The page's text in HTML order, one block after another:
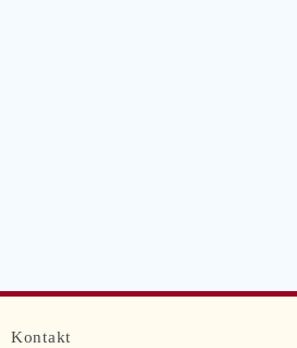
Navigation
Kontakt